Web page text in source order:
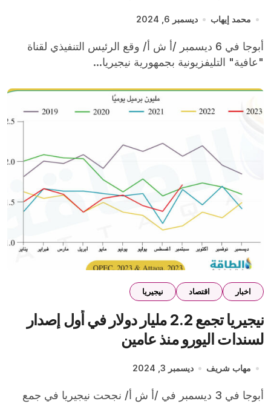
محمد إيهاب ديسمبر 6, 2024
أبوجا في 6 ديسمبر /أ ش أ/ وقع الرئيس التنفيذي لقناة
"عافية" التليفزيونية بجمهورية نيجيريا...
اخبار اقتصاد نيجيريا
نيجيريا تجمع 2.2 مليار دولار في أول إصدار
لسندات اليورو منذ عامين
مهاب شريف ديسمبر 3, 2024
أبوجا في 3 ديسمبر في /أ ش أ/ نجحت نيجيريا في جمع